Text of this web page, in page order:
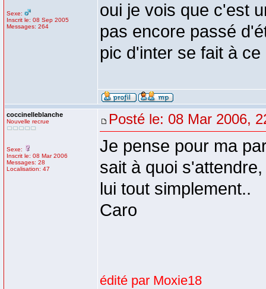
Sexe:
Inscrit le: 08 Sep 2005
Messages: 264
oui je vois que c'est
pas encore passé
pic d'inter se fait à
coccinelleblanche
Nouvelle recrue
Sexe:
Inscrit le: 08 Mar 2006
Messages: 28
Localisation: 47
Posté le: 08 Mar 2006,
Je pense pour ma
sait à quoi
lui tout simplement..
Caro
édité par Moxie18